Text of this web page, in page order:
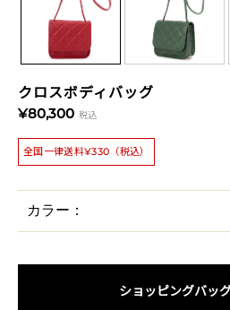
クロスボディバッグ
¥80,300 税込
全国一律送料¥330（税込）
カラー：
ショッピングバッ